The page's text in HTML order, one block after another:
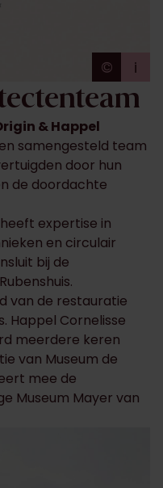
© TM
i
& Happel
samengesteld team
door hun
de doordachte
expertise in
en circulair
bij de
van de restauratie
Happel Cornelisse
meerdere keren
van Museum de
mee de
Museum Mayer van